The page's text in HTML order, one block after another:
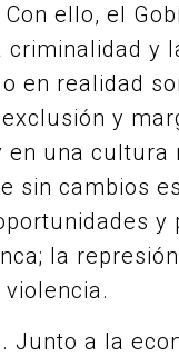
ello, el
criminalidad y
en realidad
y
en una
sin cambios
la
. Junto a la